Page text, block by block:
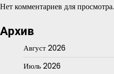
Нет комментариев для просмотра.
Архив
Август 2026
Июль 2026